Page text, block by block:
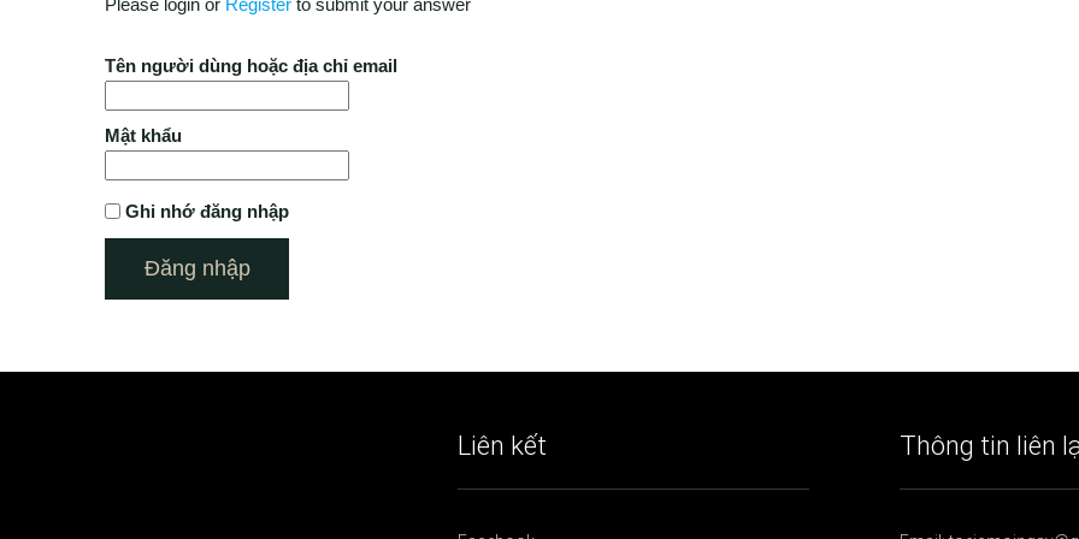
Please login or Register to submit your answer
Tên người dùng hoặc địa chỉ email
Mật khẩu
Ghi nhớ đăng nhập
Liên kết Thông tin liên